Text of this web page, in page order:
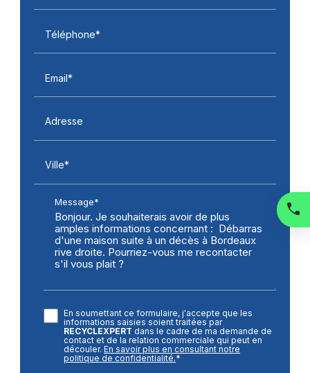
Téléphone*
Email*
Adresse
Ville*
Message*
En soumettant ce formulaire, j'accepte que les
informations saisies soient traitées par
RECYCLEXPERT dans le cadre de ma demande de
contact et de la relation commerciale qui peut en
découler.En savoir plus en consultant notre
politique de confidentialité.*